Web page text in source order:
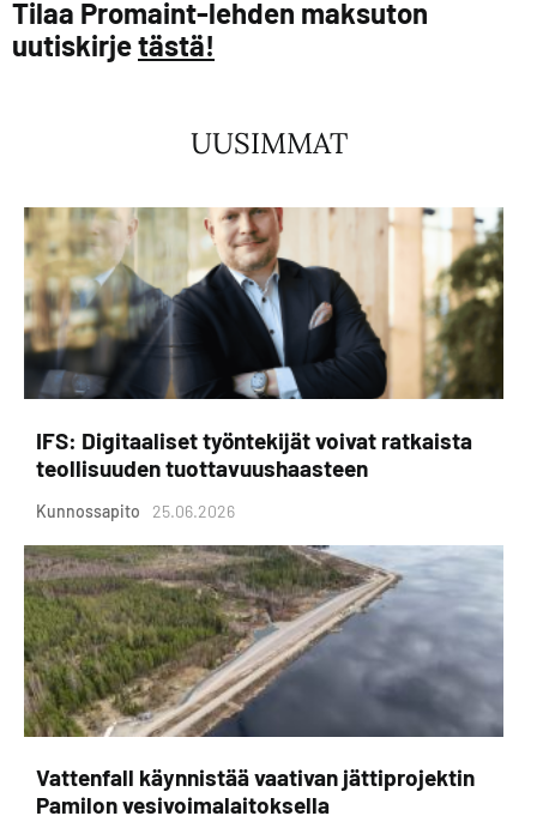
Tilaa Promaint-lehden maksuton
uutiskirjetästä!
UUSIMMAT
IFS: Digitaaliset työntekijät voivat ratkaista
teollisuuden tuottavuushaasteen
Kunnossapito 25.06.2026
Vattenfall käynnistää vaativan jättiprojektin
Pamilon vesivoimalaitoksella